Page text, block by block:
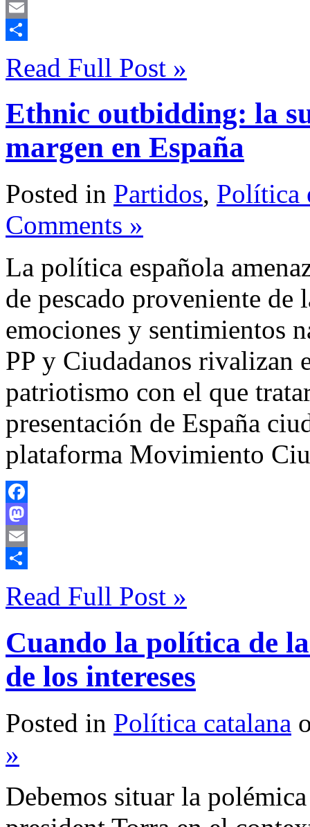
Mastodon
Email
Read Full Post »
Ethnic outbidding: la
margen en España
Posted in Partidos, Política
Comments »
La política española
de pescado proveniente de
emociones y sentimientos
PP y Ciudadanos rivalizan
patriotismo con el que
presentación de España
plataforma Movimiento
Facebook
Mastodon
Email
Read Full Post »
Cuando la política de
de los intereses
Posted in Política catalana
»
Debemos situar la